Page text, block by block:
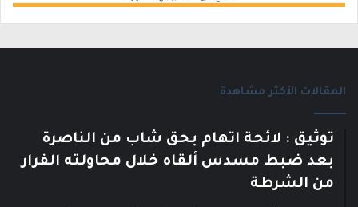
المقالات الأكثر مشاهدة
توثيق : لائحة اتهام بحق شاب من الناصرة
بعد ضبط مسدس ألقاه خلال محاولته الفرار
من الشرطة